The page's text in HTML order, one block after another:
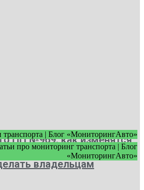
транспорта | Блог «МониторингАвто»
про мониторинг транспорта | Блог
«МониторингАвто»
ПП №969: как изменятся
с 1
владельцам